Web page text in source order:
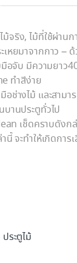
จริง, ไม้ที่ใช้ผ่า
ยมาจากกาว –
อจับ มีความยา
ทำสีง่าย
างไม้ และสามา
านประตูทั่วไป
เช็ดคราบดังกล่
จะทำให้เกิดกา
ประตูไม้